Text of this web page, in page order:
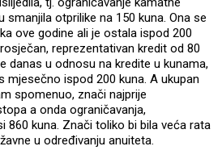
smanjila otprilike na 150 kuna. Ona se
ove godine ali je ostala ispod 200
reprezentativan kredit od 80
danas u odnosu na kredite u kunama,
mjesečno ispod 200 kuna. A ukupan
spomenuo, znači najprije
a onda ograničavanja,
860 kuna. Znači toliko bi bila veća rata
u određivanju anuiteta.